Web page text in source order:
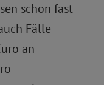
schon fast
Fälle
an